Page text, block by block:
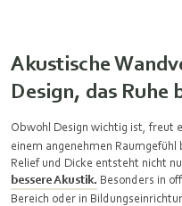
Akustische
Design, das Ruhe
Obwohl Design wichtig ist, freut
einem angenehmen
Relief und Dicke entsteht nicht
bessere Akustik. Besonders in
Bereich oder in